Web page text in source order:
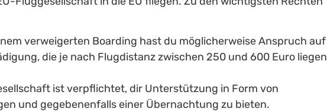
verweigerten Boarding hast du möglicherweise Anspruch auf
die je nach Flugdistanz zwischen 250 und 600 Euro liegen
ist verpflichtet, dir Unterstützung in Form von
und gegebenenfalls einer Übernachtung zu bieten.